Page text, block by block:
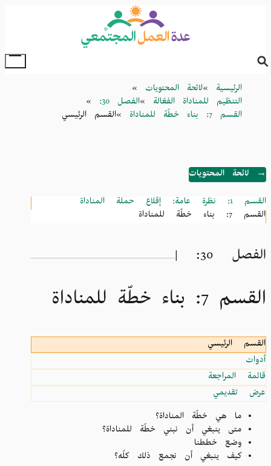
Breadcrumb
الرئيسية
لائحة المحتويات
التنظيم للمناداة الفعّالة
الفصل 30:
القسم 7: بناء خطّة للمناداة
القسم الرئيسي
→ لائحة المحتويات
القسم 1: نظرة عامة: إقلاع حملة المناداة
القسم 7: بناء خطّة للمناداة
الفصل 30: |
القسم 7: بناء خطّة للمناداة
القسم الرئيسي
أدوات
قائمة المراجعة
عرض تقديمي
ما هي خطّة المناداة؟
متى ينبغي أن نبني خطّة للمناداة؟
وضع خططنا
كيف ينبغي أن نجمع ذلك كلّه؟